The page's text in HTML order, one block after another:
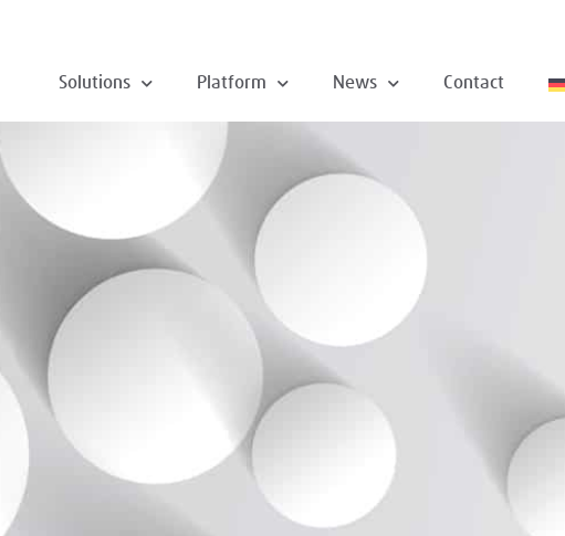
Solutions Platform News Contact